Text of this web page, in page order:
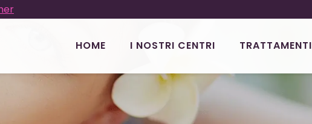
HOME I NOSTRI CENTRI TRATTAMENTI